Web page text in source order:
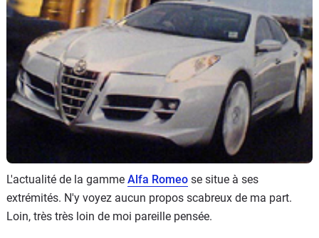
Flottes
Auto
Services
Forum
Marques
L'actualité de la gamme Alfa Romeo se situe à ses
extrémités. N'y voyez aucun propos scabreux de ma part.
Loin, très très loin de moi pareille pensée.